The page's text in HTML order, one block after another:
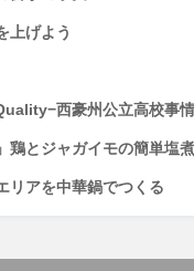
上げよう
西豪州公立高校事情
鶏とジャガイモの簡単塩煮
リアを中華鍋でつくる